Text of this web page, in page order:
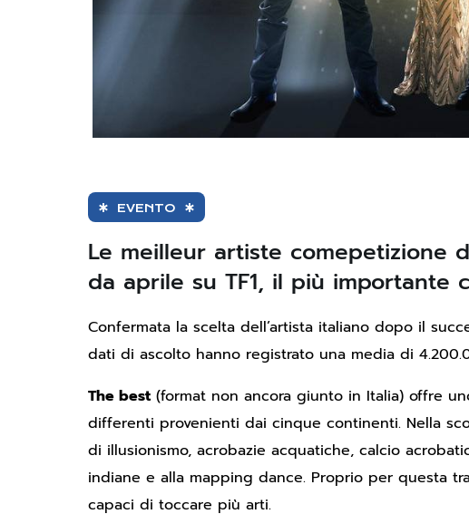
EVENTO
Le meilleur artiste comepetizione
da aprile su TF1, il più importante
Confermata la scelta dell’artista italiano dopo il
dati di ascolto hanno registrato una media di
The best(format non ancora giunto in Italia) offre
differenti provenienti dai cinque continenti. Nella
di illusionismo, acrobazie acquatiche, calcio
indiane e alla mapping dance. Proprio per questa
capaci di toccare più arti.